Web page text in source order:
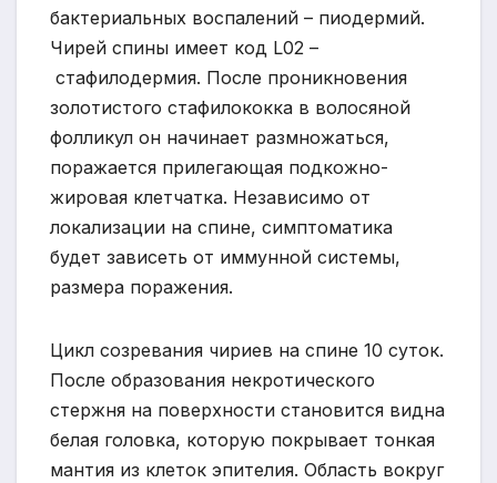
бактериальных воспалений – пиодермий.
Чирей спины имеет код L02 –
стафилодермия. После проникновения
золотистого стафилококка в волосяной
фолликул он начинает размножаться,
поражается прилегающая подкожно-
жировая клетчатка. Независимо от
локализации на спине, симптоматика
будет зависеть от иммунной системы,
размера поражения.
Цикл созревания чириев на спине 10 суток.
После образования некротического
стержня на поверхности становится видна
белая головка, которую покрывает тонкая
мантия из клеток эпителия. Область вокруг